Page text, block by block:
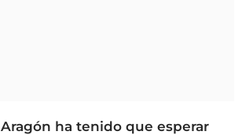
Aragón ha tenido que esperar